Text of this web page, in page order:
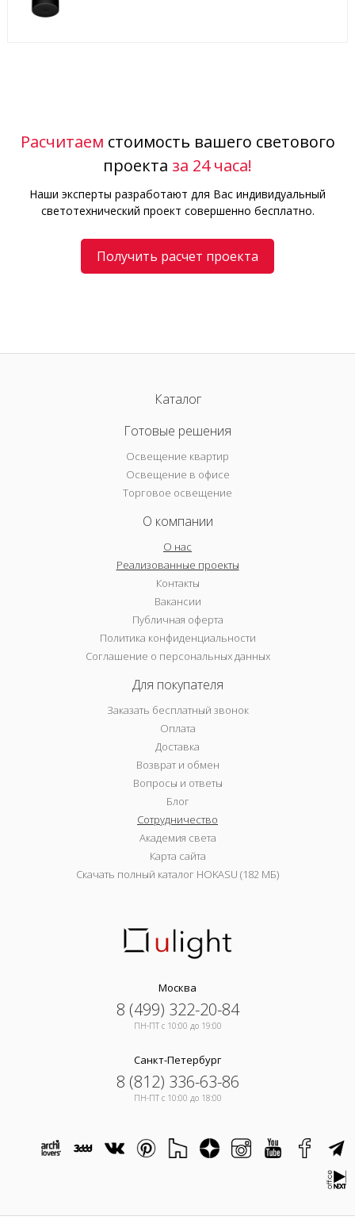
Расчитаем стоимость вашего светового
проекта за 24 часа!
Наши эксперты разработают для Вас индивидуальный
светотехнический проект совершенно бесплатно.
Получить расчет проекта
Каталог
Готовые решения
Освещение квартир
Освещение в офисе
Торговое освещение
О компании
О нас
Реализованные проекты
Контакты
Вакансии
Публичная оферта
Политика конфиденциальности
Соглашение о персональных данных
Для покупателя
Заказать бесплатный звонок
Оплата
Доставка
Возврат и обмен
Вопросы и ответы
Блог
Сотрудничество
Академия света
Карта сайта
Скачать полный каталог HOKASU (182 МБ)
Москва
8 (499) 322-20-84
ПН-ПТ c 10:00 до 19:00
Санкт-Петербург
8 (812) 336-63-86
ПН-ПТ c 10:00 до 18:00